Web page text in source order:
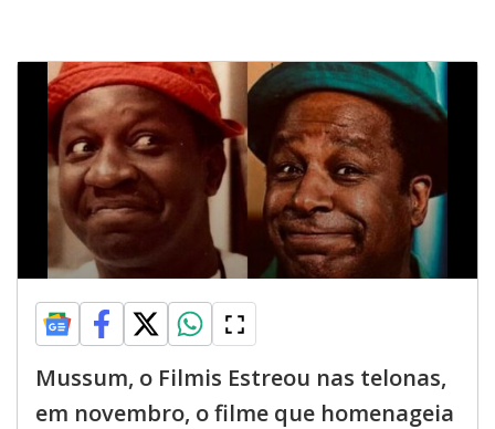
Mussum, o Filmis Estreou nas telonas,
em novembro, o filme que homenageia